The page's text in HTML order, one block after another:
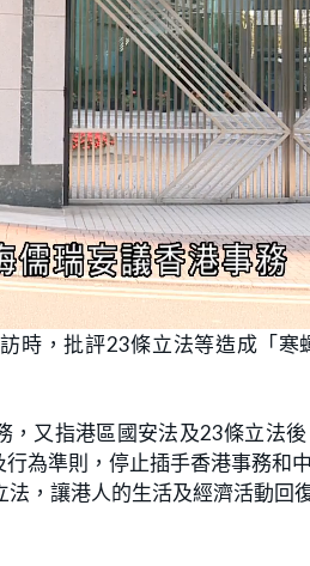
時，批評23條立法等造成「
，又指港區國安法及23條立法
為準則，停止插手香港事務和
，讓港人的生活及經濟活動回